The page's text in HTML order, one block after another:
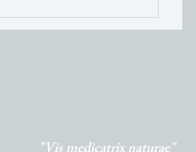
Alimenti primaverili:
superfood di stagione per